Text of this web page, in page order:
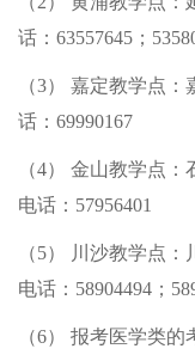
话：63557645；
（3） 嘉定教学点
话：69990167
（4） 金山教学点
电话：57956401
（5） 川沙教学点
电话：58904494；
（6） 报考医学类